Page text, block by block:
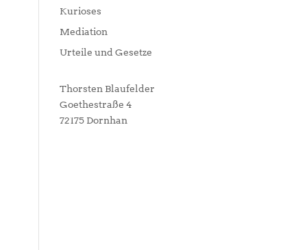
Kurioses
Mediation
Urteile und Gesetze
Thorsten Blaufelder
Goethestraße 4
72175 Dornhan